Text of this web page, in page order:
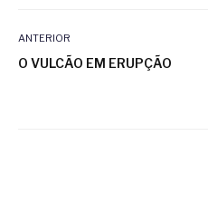
ANTERIOR
O VULCÃO EM ERUPÇÃO